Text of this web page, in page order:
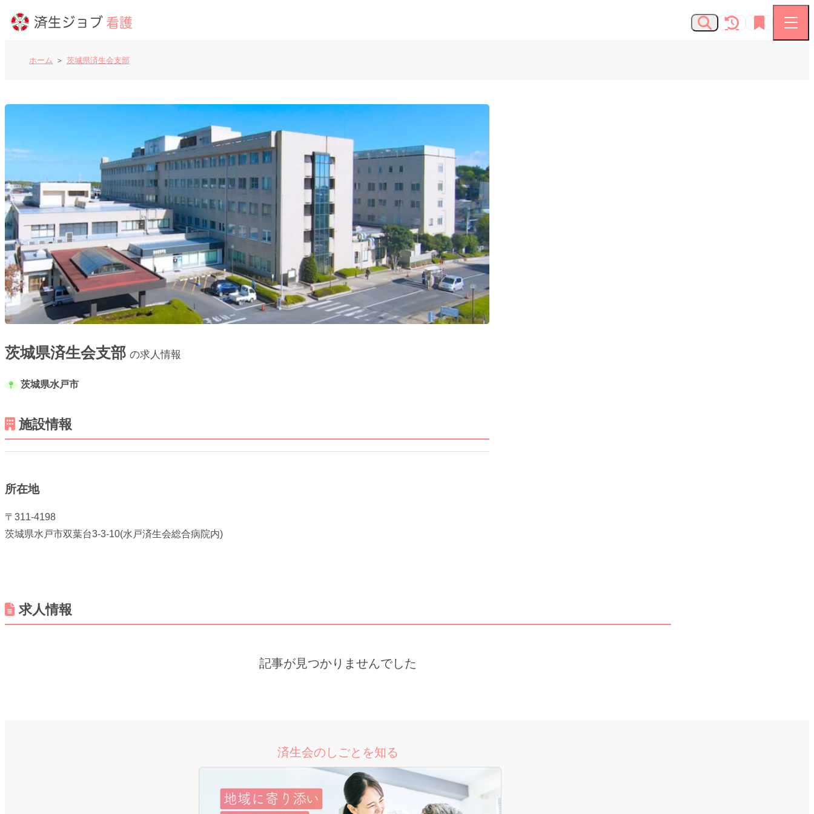
よくあるご質問
済生会のしごとを知る
ホーム 茨城県済生会支部
茨城県済生会支部 の求人情報
茨城県水戸市
施設情報
所在地
〒311-4198
茨城県水戸市双葉台3-3-10(水戸済生会総合病院内)
求人情報
記事が見つかりませんでした
済生会のしごとを知る